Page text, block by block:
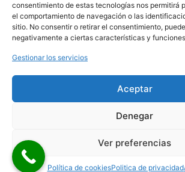
consentimiento de estas tecnologías nos permitirá
el comportamiento de navegación o las
sitio. No consentir o retirar el consentimiento,
negativamente a ciertas características y
Gestionar los servicios
Aceptar
Denegar
Ver preferencias
Política de cookiesPolitica de privacidad
Politica de Cookies
Aviso legal
667 781 903
CAJAS FUERTES MADRID
Reparaciónde